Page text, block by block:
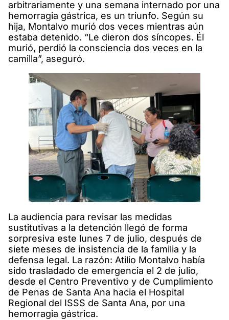
arbitrariamente y una semana internado por una
hemorragia gástrica, es un triunfo. Según su
hija, Montalvo murió dos veces mientras aún
estaba detenido. “Le dieron dos síncopes. Él
murió, perdió la consciencia dos veces en la
camilla”, aseguró.
La audiencia para revisar las medidas
sustitutivas a la detención llegó de forma
sorpresiva este lunes 7 de julio, después de
siete meses de insistencia de la familia y la
defensa legal. La razón: Atilio Montalvo había
sido trasladado de emergencia el 2 de julio,
desde el Centro Preventivo y de Cumplimiento
de Penas de Santa Ana hacia el Hospital
Regional del ISSS de Santa Ana, por una
hemorragia gástrica.